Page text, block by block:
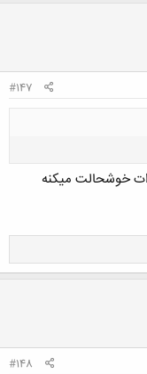
#147
خوشحالت میکنه
#148